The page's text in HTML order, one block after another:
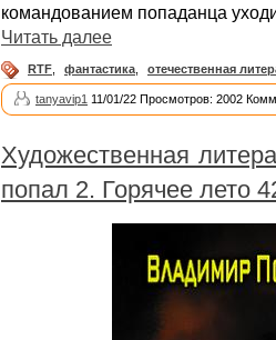
командованием попаданца
Читать далее
RTF фантастика отечественная
tanyavip1 11/01/22 Просмотров: 2002
Художественная
попал 2. Горячее лето